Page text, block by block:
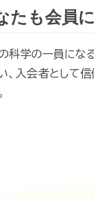
たも会員
科学の一員になる
、入会者として信